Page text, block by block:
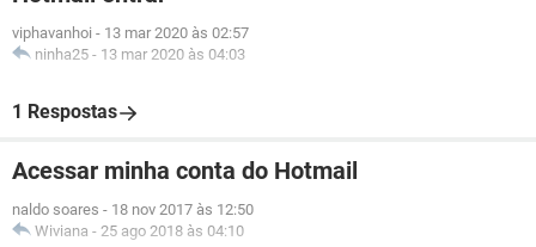
viphavanhoi - 13 mar 2020 às 02:57
ninha25 - 13 mar 2020 às 04:03
1 Respostas
Acessar minha conta do Hotmail
naldo soares - 18 nov 2017 às 12:50
Wiviana - 25 ago 2018 às 04:10